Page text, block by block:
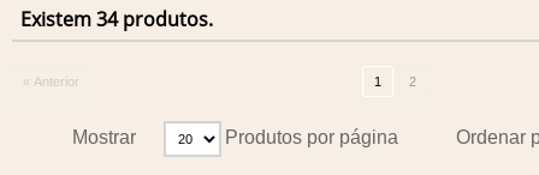
Existem 34 produtos.
« Anterior 1 2
Ordenar
Mostrar Produtos por página